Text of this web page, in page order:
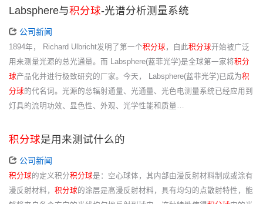
Labsphere与积分球-光谱分析测量系统
公司新闻
1894年， Richard Ulbricht发明了第一个积分球 ，自此积分球开始被广泛
用来测量光源的总光通量。而 Labsphere(蓝菲光学)是全球第一家将积分
球产品化并进行极致研究的厂家。今天， Labsphere(蓝菲光学)已成为积
分球 的代名词。光源的总辐射通量、光通量、光色电测量系统已经应用到
灯具的流明功效、显色性、外观、光学性能和质量…
积分球是用来测试什么的
公司新闻
积分球 的定义积分积分球是：空心球体，其内部由漫反射材料制成或涂有
漫反射材料， 积分球 的涂层是高漫反射材料，具有均匀的点散射特性，能